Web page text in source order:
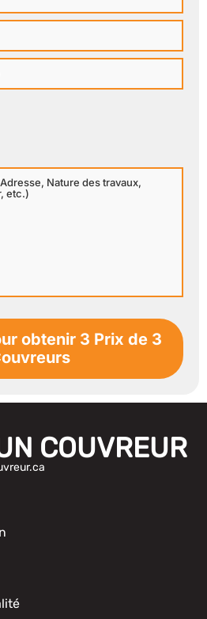
COUVREUR